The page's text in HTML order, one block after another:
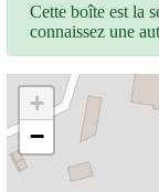
Cette boîte est la
connaissez une
+
−